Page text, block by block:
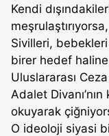
Kendi
meşrulaştırıyorsa,
Sivilleri, bebekleri
birer hedef
Uluslararası
Adalet
okuyarak
O ideoloji siyasi